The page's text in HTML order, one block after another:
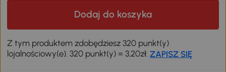
Dodaj do koszyka
Z tym produktem zdobędziesz 320 punkt(y)
lojalnościowy(e). 320 punkt(y) = 3,20zł.ZAPISZ SIĘ